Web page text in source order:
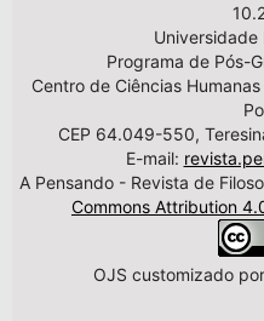
Universidade
Programa de Pós-
Centro de Ciências
CEP 64.049-550,
E-mail:
A Pensando - Revista de
Commons Attribution
OJS customizado